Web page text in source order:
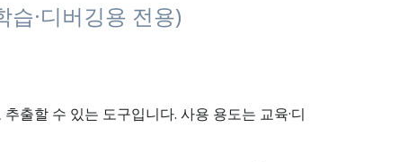
·디버깅용 전용)
출할 수 있는 도구입니다. 사용 용도는 교육·디